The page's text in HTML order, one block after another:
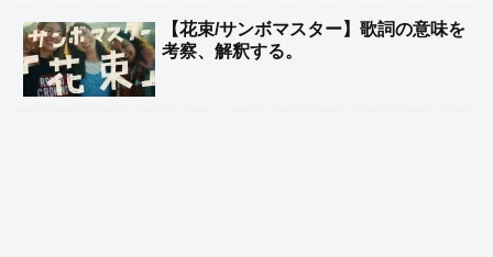
【花束/サンボマスター】歌詞の意味を
考察、解釈する。